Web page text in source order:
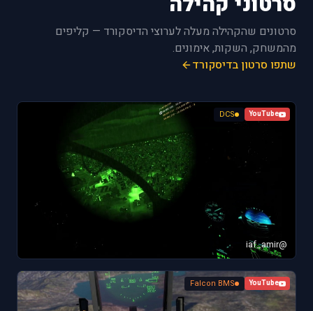
סרטונים שהקהילה מעלה לערוצי הדיסקורד — קליפים
מהמשחק, השקות, אימונים.
שתפו סרטון בדיסקורד
YouTube
DCS
@iaf_amir
YouTube
Falcon BMS